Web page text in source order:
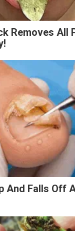
Removes All
And Falls Off